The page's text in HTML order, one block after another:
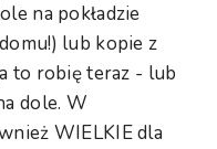
na pokładzie
lub kopie z
to robię teraz - lub
dole. W
WIELKIE dla